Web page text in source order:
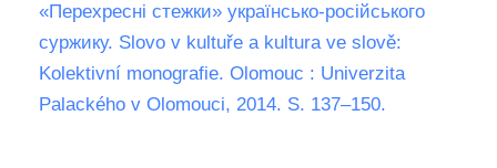
«Перехресні стежки» українсько-російського
суржику. Slovo v kultuře a kultura ve slově:
Kolektivní monografie. Olomouc : Univerzita
Palackého v Olomouci, 2014. S. 137–150.